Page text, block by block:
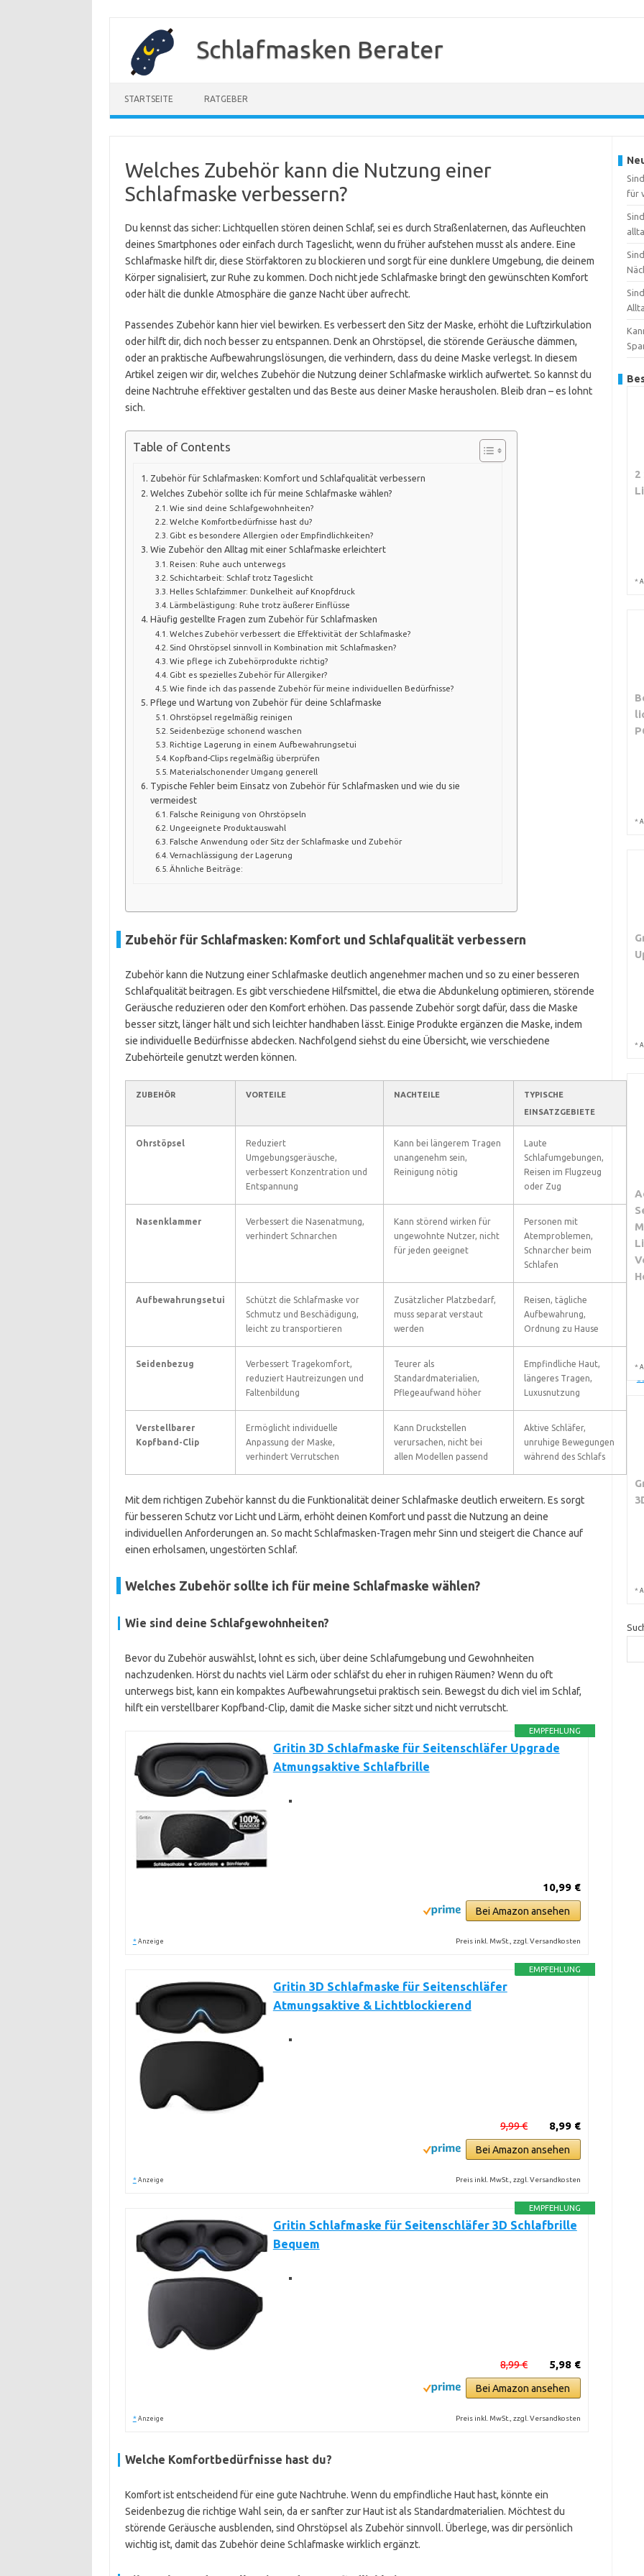
springen
Schlafmasken Berater
STARTSEITE RATGEBER
Welches Zubehör kann die Nutzung einer
Schlafmaske verbessern?
Du kennst das sicher: Lichtquellen stören deinen Schlaf, sei es durch Straßenlaternen, das Aufleuchten
deines Smartphones oder einfach durch Tageslicht, wenn du früher aufstehen musst als andere. Eine
Schlafmaske hilft dir, diese Störfaktoren zu blockieren und sorgt für eine dunklere Umgebung, die deinem
Körper signalisiert, zur Ruhe zu kommen. Doch nicht jede Schlafmaske bringt den gewünschten Komfort
oder hält die dunkle Atmosphäre die ganze Nacht über aufrecht.
Passendes Zubehör kann hier viel bewirken. Es verbessert den Sitz der Maske, erhöht die Luftzirkulation
oder hilft dir, dich noch besser zu entspannen. Denk an Ohrstöpsel, die störende Geräusche dämmen,
oder an praktische Aufbewahrungslösungen, die verhindern, dass du deine Maske verlegst. In diesem
Artikel zeigen wir dir, welches Zubehör die Nutzung deiner Schlafmaske wirklich aufwertet. So kannst du
deine Nachtruhe effektiver gestalten und das Beste aus deiner Maske herausholen. Bleib dran – es lohnt
sich.
Table of Contents
Zubehör für Schlafmasken: Komfort und Schlafqualität verbessern
Welches Zubehör sollte ich für meine Schlafmaske wählen?
Wie sind deine Schlafgewohnheiten?
Welche Komfortbedürfnisse hast du?
Gibt es besondere Allergien oder Empfindlichkeiten?
Wie Zubehör den Alltag mit einer Schlafmaske erleichtert
Reisen: Ruhe auch unterwegs
Schichtarbeit: Schlaf trotz Tageslicht
Helles Schlafzimmer: Dunkelheit auf Knopfdruck
Lärmbelästigung: Ruhe trotz äußerer Einflüsse
Häufig gestellte Fragen zum Zubehör für Schlafmasken
Welches Zubehör verbessert die Effektivität der Schlafmaske?
Sind Ohrstöpsel sinnvoll in Kombination mit Schlafmasken?
Wie pflege ich Zubehörprodukte richtig?
Gibt es spezielles Zubehör für Allergiker?
Wie finde ich das passende Zubehör für meine individuellen Bedürfnisse?
Pflege und Wartung von Zubehör für deine Schlafmaske
Ohrstöpsel regelmäßig reinigen
Seidenbezüge schonend waschen
Richtige Lagerung in einem Aufbewahrungsetui
Kopfband-Clips regelmäßig überprüfen
Materialschonender Umgang generell
Typische Fehler beim Einsatz von Zubehör für Schlafmasken und wie du sie
vermeidest
Falsche Reinigung von Ohrstöpseln
Ungeeignete Produktauswahl
Falsche Anwendung oder Sitz der Schlafmaske und Zubehör
Vernachlässigung der Lagerung
Ähnliche Beiträge:
Zubehör für Schlafmasken: Komfort und Schlafqualität verbessern
Zubehör kann die Nutzung einer Schlafmaske deutlich angenehmer machen und so zu einer besseren
Schlafqualität beitragen. Es gibt verschiedene Hilfsmittel, die etwa die Abdunkelung optimieren, störende
Geräusche reduzieren oder den Komfort erhöhen. Das passende Zubehör sorgt dafür, dass die Maske
besser sitzt, länger hält und sich leichter handhaben lässt. Einige Produkte ergänzen die Maske, indem
sie individuelle Bedürfnisse abdecken. Nachfolgend siehst du eine Übersicht, wie verschiedene
Zubehörteile genutzt werden können.
ZUBEHÖR VORTEILE NACHTEILE
TYPISCHE
EINSATZGEBIETE
Ohrstöpsel
Reduziert
Umgebungsgeräusche,
verbessert Konzentration und
Entspannung
Kann bei längerem Tragen
unangenehm sein,
Reinigung nötig
Laute
Schlafumgebungen,
Reisen im Flugzeug
oder Zug
Nasenklammer
Verbessert die Nasenatmung,
verhindert Schnarchen
Kann störend wirken für
ungewohnte Nutzer, nicht
für jeden geeignet
Personen mit
Atemproblemen,
Schnarcher beim
Schlafen
Aufbewahrungsetui
Schützt die Schlafmaske vor
Schmutz und Beschädigung,
leicht zu transportieren
Zusätzlicher Platzbedarf,
muss separat verstaut
werden
Reisen, tägliche
Aufbewahrung,
Ordnung zu Hause
Seidenbezug
Verbessert Tragekomfort,
reduziert Hautreizungen und
Faltenbildung
Teurer als
Standardmaterialien,
Pflegeaufwand höher
Empfindliche Haut,
längeres Tragen,
Luxusnutzung
Verstellbarer
Kopfband-Clip
Ermöglicht individuelle
Anpassung der Maske,
verhindert Verrutschen
Kann Druckstellen
verursachen, nicht bei
allen Modellen passend
Aktive Schläfer,
unruhige Bewegungen
während des Schlafs
Mit dem richtigen Zubehör kannst du die Funktionalität deiner Schlafmaske deutlich erweitern. Es sorgt
für besseren Schutz vor Licht und Lärm, erhöht deinen Komfort und passt die Nutzung an deine
individuellen Anforderungen an. So macht Schlafmasken-Tragen mehr Sinn und steigert die Chance auf
einen erholsamen, ungestörten Schlaf.
Welches Zubehör sollte ich für meine Schlafmaske wählen?
Wie sind deine Schlafgewohnheiten?
Bevor du Zubehör auswählst, lohnt es sich, über deine Schlafumgebung und Gewohnheiten
nachzudenken. Hörst du nachts viel Lärm oder schläfst du eher in ruhigen Räumen? Wenn du oft
unterwegs bist, kann ein kompaktes Aufbewahrungsetui praktisch sein. Bewegst du dich viel im Schlaf,
hilft ein verstellbarer Kopfband-Clip, damit die Maske sicher sitzt und nicht verrutscht.
EMPFEHLUNG
Gritin 3D Schlafmaske für Seitenschläfer Upgrade
Atmungsaktive Schlafbrille
10,99 €
Bei Amazon ansehen
* Anzeige Preis inkl. MwSt., zzgl. Versandkosten
EMPFEHLUNG
Gritin 3D Schlafmaske für Seitenschläfer
Atmungsaktive & Lichtblockierend
8,99 €
9,99 €
Bei Amazon ansehen
* Anzeige Preis inkl. MwSt., zzgl. Versandkosten
EMPFEHLUNG
Gritin Schlafmaske für Seitenschläfer 3D Schlafbrille
Bequem
5,98 €
8,99 €
Bei Amazon ansehen
* Anzeige Preis inkl. MwSt., zzgl. Versandkosten
Welche Komfortbedürfnisse hast du?
Komfort ist entscheidend für eine gute Nachtruhe. Wenn du empfindliche Haut hast, könnte ein
Seidenbezug die richtige Wahl sein, da er sanfter zur Haut ist als Standardmaterialien. Möchtest du
störende Geräusche ausblenden, sind Ohrstöpsel als Zubehör sinnvoll. Überlege, was dir persönlich
wichtig ist, damit das Zubehör deine Schlafmaske wirklich ergänzt.
für
2
*
*
*
*
*